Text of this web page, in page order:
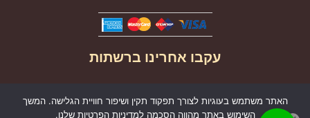
עקבו אחרינו ברשתות
F
a
I
n
האתר משתמש בעוגיות לצורך תפקוד תקין ושיפור חוויית הגלישה. המשך
השימוש באתר מהווה הסכמה למדיניות הפרטיות שלנו.